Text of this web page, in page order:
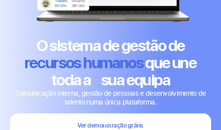
O sistema de gestão de
recursos humanosque une
toda a sua equipa
Comunicação interna, gestão de pessoas e desenvolvimento de
talento numa única plataforma.
Ver demonstração grátis